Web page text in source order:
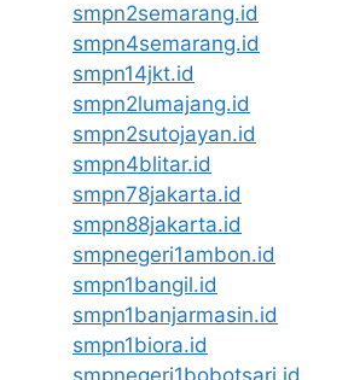
smpn2semarang.id
smpn4semarang.id
smpn14jkt.id
smpn2lumajang.id
smpn2sutojayan.id
smpn4blitar.id
smpn78jakarta.id
smpn88jakarta.id
smpnegeri1ambon.id
smpn1bangil.id
smpn1banjarmasin.id
smpn1biora.id